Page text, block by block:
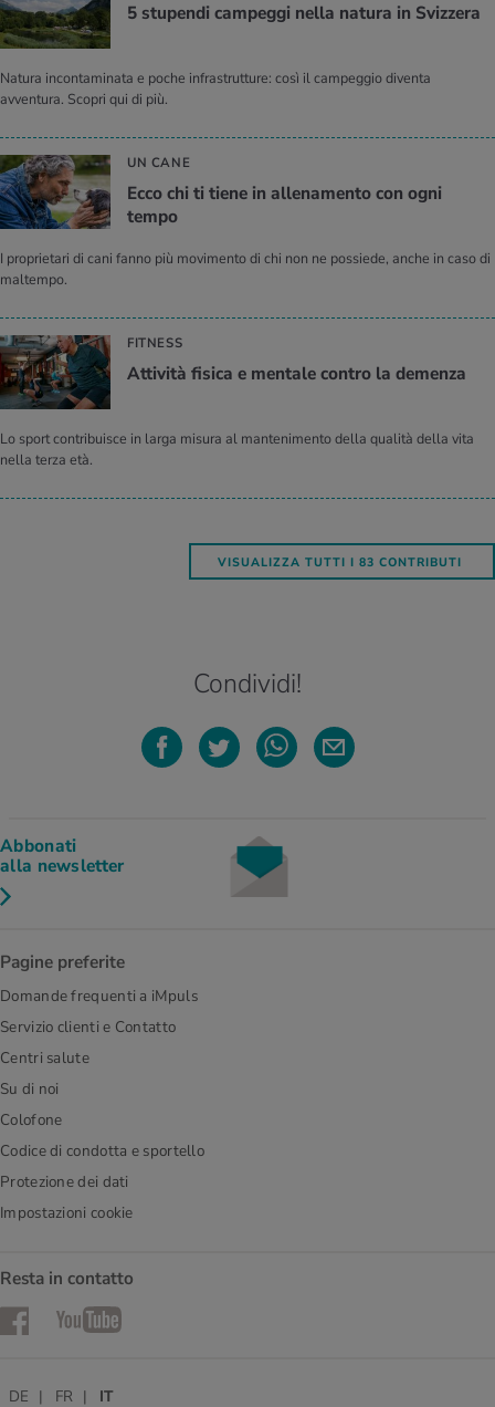
5 stu­pen­di cam­peg­gi nella na­tu­ra in Sviz­ze­ra
Natura incontaminata e poche infrastrutture: così il campeggio diventa
avventura. Scopri qui di più.
UN CANE
Ecco chi ti tiene in al­le­na­men­to con ogni
tempo
I proprietari di cani fanno più movimento di chi non ne possiede, anche in caso di
maltempo.
FITNESS
At­ti­vi­tà fi­si­ca e men­ta­le con­tro la de­men­za
Lo sport contribuisce in larga misura al mantenimento della qualità della vita
nella terza età.
VISUALIZZA TUTTI I 83 CONTRIBUTI
Condividi!
Abbonati
alla newsletter
Pagine preferite
Domande frequenti a iMpuls
Servizio clienti e Contatto
Centri salute
Su di noi
Colofone
Codice di condotta e sportello
Protezione dei dati
Impostazioni cookie
Resta in contatto
FacebookYouTube
DE FR IT